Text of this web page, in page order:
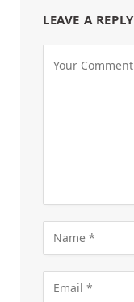
LEAVE A REPLY